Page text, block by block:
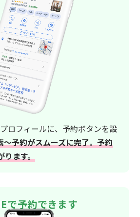
ロフィールに、予約ボタンを設
〜予約がスムーズに完了。予約
ります。
で予約できます